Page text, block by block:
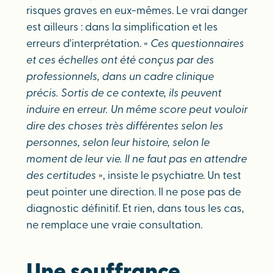
risques graves en eux-mêmes. Le vrai danger
est ailleurs : dans la simplification et les
erreurs d'interprétation. « Ces questionnaires
et ces échelles ont été conçus par des
professionnels, dans un cadre clinique
précis. Sortis de ce contexte, ils peuvent
induire en erreur. Un même score peut vouloir
dire des choses très différentes selon les
personnes, selon leur histoire, selon le
moment de leur vie. Il ne faut pas en attendre
des certitudes », insiste le psychiatre. Un test
peut pointer une direction. Il ne pose pas de
diagnostic définitif. Et rien, dans tous les cas,
ne remplace une vraie consultation.